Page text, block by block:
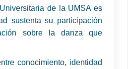
de la UMSA es
sustenta su participación
sobre la danza que
conocimiento, identidad